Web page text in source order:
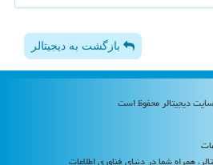
بازگشت به دیجیتالر
همراه شما در دنیای فناوری اطلاعات